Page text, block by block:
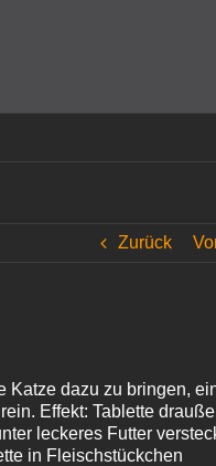
Zurück
Katze dazu zu bringen,
Effekt: Tablette
leckeres Futter
in Fleischstückchen
dass Cookies